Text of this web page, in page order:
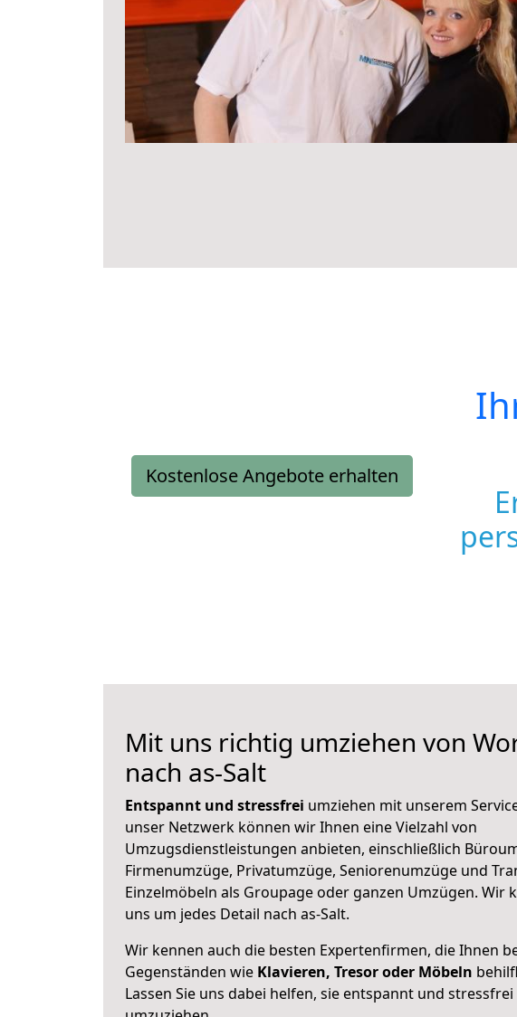
Kostenlose Angebote erhalten
Mit uns richtig umziehen von
nach as-Salt
Entspannt und stressfrei umziehen mit unserem
unser Netzwerk können wir Ihnen eine Vielzahl von
Umzugsdienstleistungen anbieten, einschließlich
Firmenumzüge, Privatumzüge, Seniorenumzüge und
Einzelmöbeln als Groupage oder ganzen Umzügen. Wir
uns um jedes Detail nach as-Salt.
Wir kennen auch die besten Expertenfirmen, die Ihnen
Gegenständen wie Klavieren, Tresor oder Möbeln
Lassen Sie uns dabei helfen, sie entspannt und stressfrei